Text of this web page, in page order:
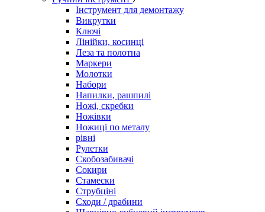
Інструмент для демонтажу
Викрутки
Ключі
Лінійки, косинці
Леза та полотна
Маркери
Молотки
Набори
Напилки, рашпилі
Ножі, скребки
Ножівки
Ножиці по металу
рівні
Рулетки
Скобозабивачі
Сокири
Стамески
Струбціні
Сходи / драбини